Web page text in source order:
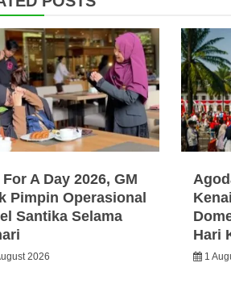
For A Day 2026, GM
Pimpin Operasional
Santika Selama
2026
Hari
1